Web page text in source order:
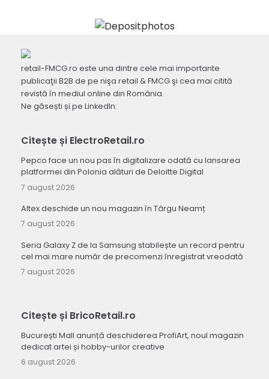
retail-FMCG.ro este una dintre cele mai importante
publicaţii B2B de pe nişa retail & FMCG şi cea mai citită
revistă în mediul online din România.
Ne găsești și pe LinkedIn:
Citește și ElectroRetail.ro
Pepco face un nou pas în digitalizare odată cu lansarea
platformei din Polonia alături de Deloitte Digital
7 august 2026
Altex deschide un nou magazin în Târgu Neamț
7 august 2026
Seria Galaxy Z de la Samsung stabilește un record pentru
cel mai mare număr de precomenzi înregistrat vreodată
7 august 2026
Citește și BricoRetail.ro
București Mall anunță deschiderea ProfiArt, noul magazin
dedicat artei și hobby-urilor creative
6 august 2026